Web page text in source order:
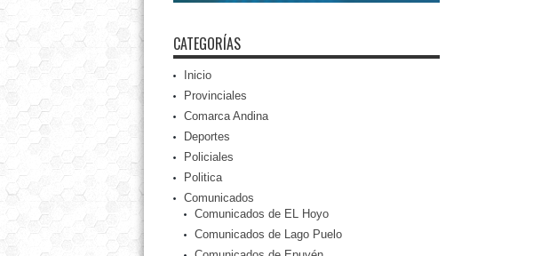
CATEGORÍAS
Inicio
Provinciales
Comarca Andina
Deportes
Policiales
Politica
Comunicados
Comunicados de EL Hoyo
Comunicados de Lago Puelo